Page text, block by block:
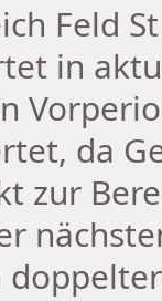
Feld
in
da
zur